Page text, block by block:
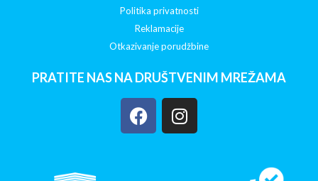
Politika privatnosti
Reklamacije
Otkazivanje porudžbine
PRATITE NAS NA DRUŠTVENIM MREŽAMA